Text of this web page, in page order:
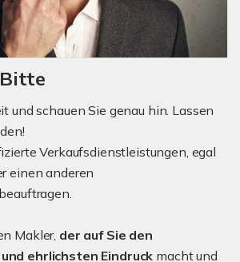
und schauen Sie genau hin. Lassen
Verkaufsdienstleistungen, egal
einen anderen
Makler, der auf Sie den
ehrlichsten Eindruck macht und